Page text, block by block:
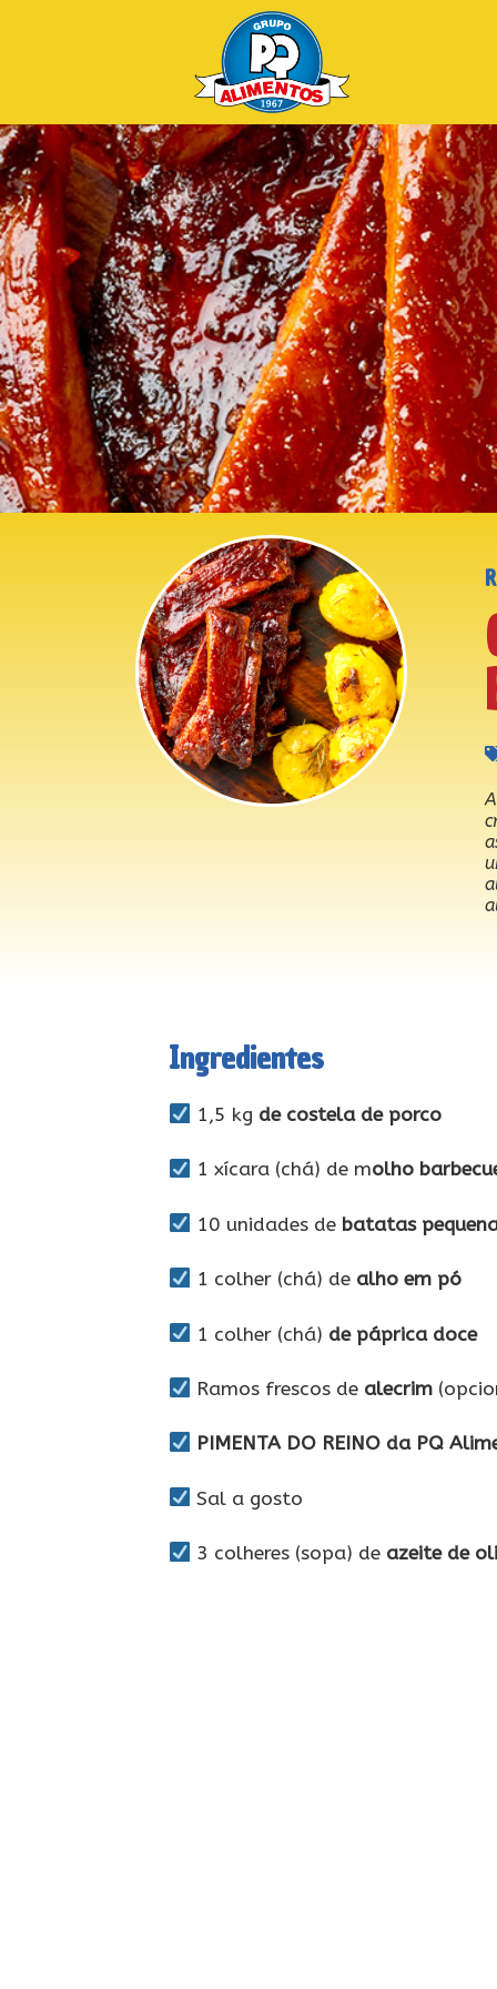
Ingredientes
1,5 kg de costela de porco
1 xícara (chá) de molho
10 unidades de batatas
1 colher (chá) de alho em pó
1 colher (chá) de páprica doce
Ramos frescos de alecrim
PIMENTA DO REINO da PQ
Sal a gosto
3 colheres (sopa) de azeite de